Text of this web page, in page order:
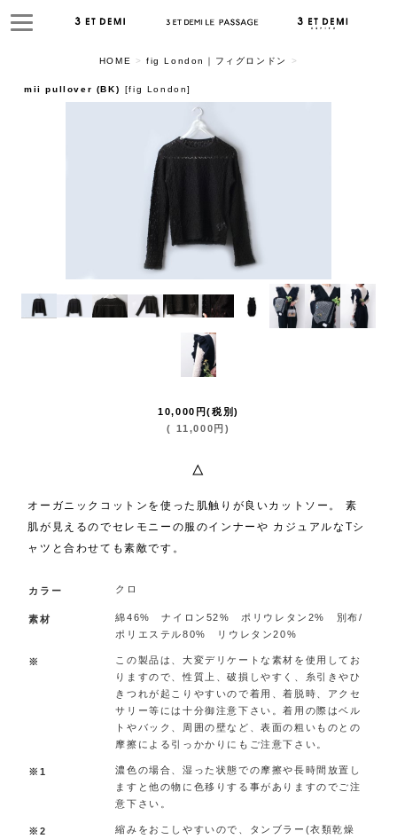
HOME > fig London｜フィグロンドン >
mii pullover (BK) [fig London]
10,000 円(税別)
( 11,000 円 )
△
オーガニックコットンを使った肌触りが良いカットソー。 素
肌が見えるのでセレモニーの服のインナーや カジュアルなTシ
ャツと合わせても素敵です。
カラー クロ
素材
綿46% ナイロン52% ポリウレタン2% 別布/
ポリエステル80% リウレタン20%
※
この製品は、大変デリケートな素材を使用してお
りますので、性質上、破損しやすく、糸引きやひ
きつれが起こりやすいので着用、着脱時、アクセ
サリー等には十分御注意下さい。着用の際はベル
トやバック、周囲の壁など、表面の粗いものとの
摩擦による引っかかりにもご注意下さい。
※1
濃色の場合、湿った状態での摩擦や長時間放置し
ますと他の物に色移りする事がありますのでご注
意下さい。
※2
縮みをおこしやすいので、タンブラー(衣類乾燥